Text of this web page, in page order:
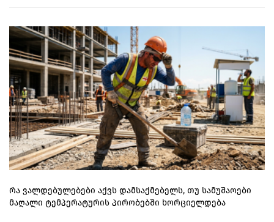
რა ვალდებულებები აქვს დამსაქმებელს, თუ სამუშაოები
მაღალი ტემპერატურის პირობებში ხორციელდება